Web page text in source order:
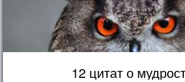
12 цитат о